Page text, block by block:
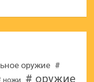
оружие #
ножи # оружие